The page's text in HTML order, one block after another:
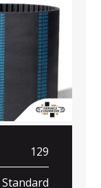
129
Standard